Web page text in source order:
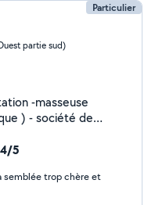
Particulier
partie sud)
de
- travaille
5
semblée trop chère et